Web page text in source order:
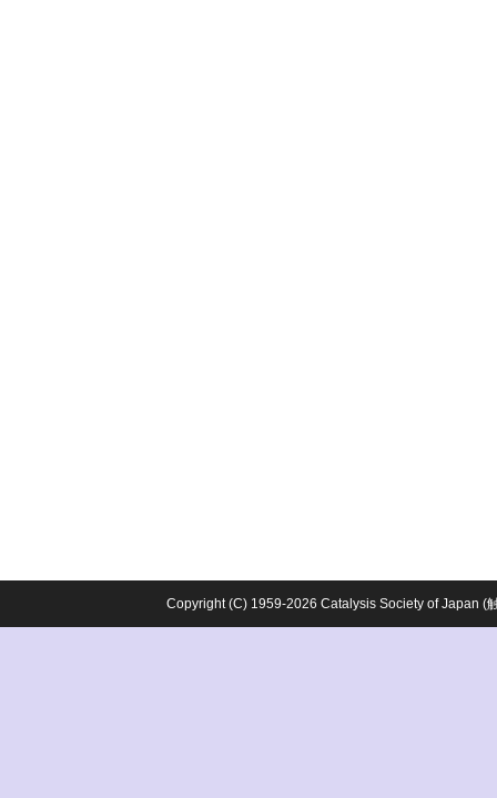
Copyright (C) 1959-2026 Catalysis Society of Japan (